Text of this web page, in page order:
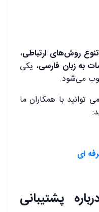
تنوع روش‌های ارتباطی،
به زبان فارسی، یکی
می‌شود.
توانید با همکاران ما
ای
پشتیبانی